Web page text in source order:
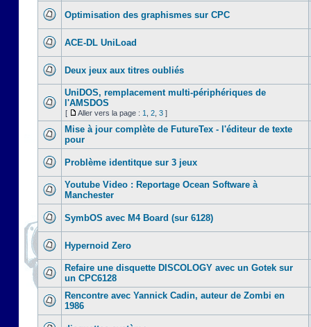
Optimisation des graphismes sur CPC
ACE-DL UniLoad
Deux jeux aux titres oubliés
UniDOS, remplacement multi-périphériques de
l'AMSDOS
[ Aller vers la page : 1 2 3 ]
Mise à jour complète de FutureTex - l'éditeur de texte
pour
Problème identitque sur 3 jeux
Youtube Video : Reportage Ocean Software à
Manchester
SymbOS avec M4 Board (sur 6128)
Hypernoid Zero
Refaire une disquette DISCOLOGY avec un Gotek sur
un CPC6128
Rencontre avec Yannick Cadin, auteur de Zombi en
1986